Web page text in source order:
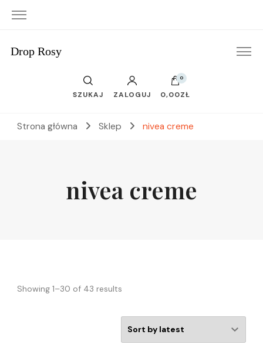
Drop Rosy
SZUKAJ ZALOGUJ
0
0,00ZŁ
Strona główna Sklep nivea creme
nivea creme
Showing 1–30 of 43 results